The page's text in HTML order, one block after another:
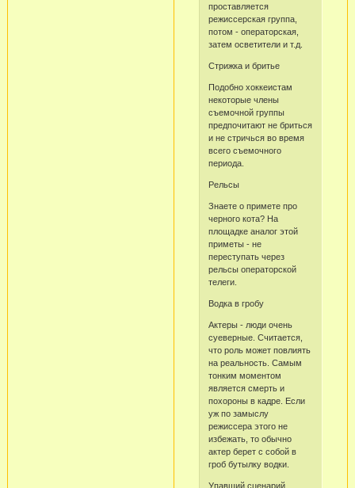
проставляется
режиссерская группа,
потом - операторская,
затем осветители и т.д.
Стрижка и бритье
Подобно хоккеистам
некоторые члены
съемочной группы
предпочитают не бриться
и не стричься во время
всего съемочного
периода.
Рельсы
Знаете о примете про
черного кота? На
площадке аналог этой
приметы - не
переступать через
рельсы операторской
телеги.
Водка в гробу
Актеры - люди очень
суеверные. Считается,
что роль может повлиять
на реальность. Самым
тонким моментом
является смерть и
похороны в кадре. Если
уж по замыслу
режиссера этого не
избежать, то обычно
актер берет с собой в
гроб бутылку водки.
Упавший сценарий